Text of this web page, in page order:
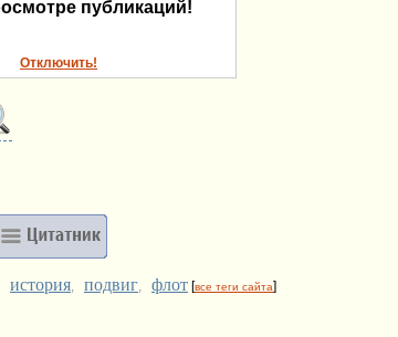
публикаций!
Отключить!
история, подвиг, флот [все теги сайта]